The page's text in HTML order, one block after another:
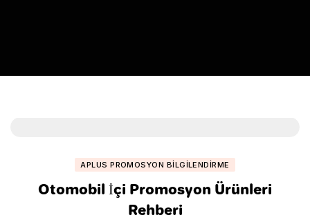
APLUS PROMOSYON BILGILENDIRME
Otomobil İçi Promosyon Ürünleri
Rehberi